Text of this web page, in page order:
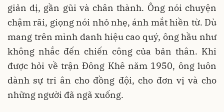
giản dị, gần gũi và chân thành. Ông nói chuyện
chậm rãi, giọng nói nhỏ nhẹ, ánh mắt hiền từ. Dù
mang trên mình danh hiệu cao quý, ông hầu như
không nhắc đến chiến công của bản thân. Khi
được hỏi về trận Đông Khê năm 1950, ông luôn
dành sự tri ân cho đồng đội, cho đơn vị và cho
những người đã ngã xuống.